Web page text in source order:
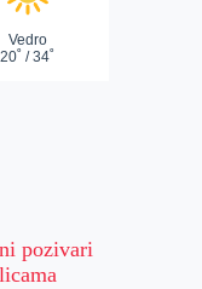
pozivari